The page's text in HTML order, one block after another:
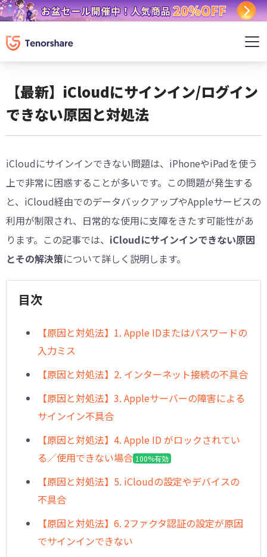
【最新】iCloudにサインイン/ログイン
できない原因と対処法
iCloudにサインインできない問題は、iPhoneやiPadを使う
上で非常に困惑することが多いです。この問題が発生する
と、iCloud経由でのデータバックアップやAppleサービスの
利用が制限され、日常的な使用に支障をきたす可能性があ
ります。この記事では、 iCloudにサインインできない原因
とその解決策について詳しく説明します。
目次
︎【原因と対処法】1. Apple IDまたはパスワードの
入力ミス
【原因と対処法】2. インターネット接続の不具合
【原因と対処法】3. Appleサーバーの障害による
サインイン不具合
︎【原因と対処法】4. Apple ID がロックされてい
る／使用できない場合 100%有効
︎【原因と対処法】5. iCloudの設定やデバイスの
不具合
︎【原因と対処法】6. 2ファクタ認証の設定が原因
でサインインできない